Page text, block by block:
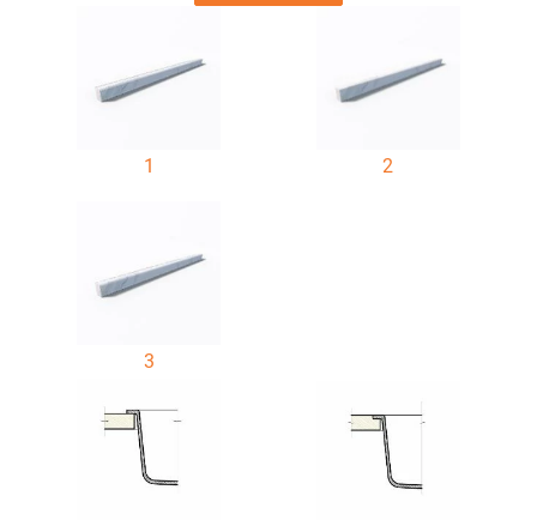
1 2
3